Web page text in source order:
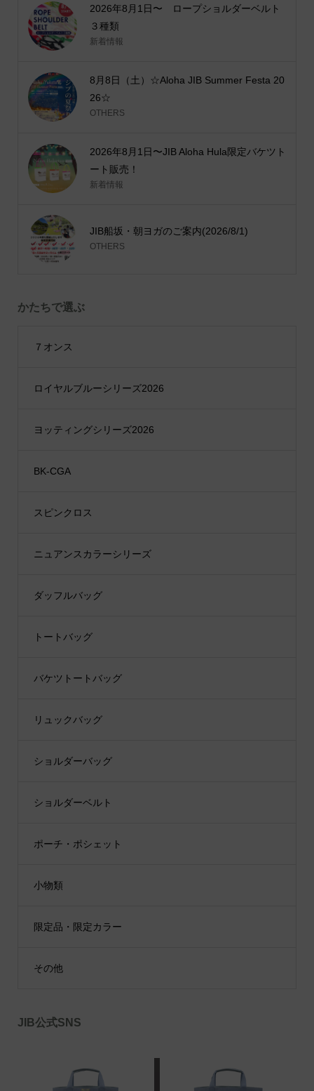
2026年8月1日〜 ロープショルダーベルト
３種類
新着情報
8月8日（土）☆Aloha JIB Summer Festa 20
26☆
OTHERS
2026年8月1日〜JIB Aloha Hula限定バケツト
ート販売！
新着情報
JIB船坂・朝ヨガのご案内(2026/8/1)
OTHERS
かたちで選ぶ
７オンス
ロイヤルブルーシリーズ2026
ヨッティングシリーズ2026
BK-CGA
スピンクロス
ニュアンスカラーシリーズ
ダッフルバッグ
トートバッグ
バケツトートバッグ
リュックバッグ
ショルダーバッグ
ショルダーベルト
ポーチ・ポシェット
小物類
限定品・限定カラー
その他
JIB公式SNS